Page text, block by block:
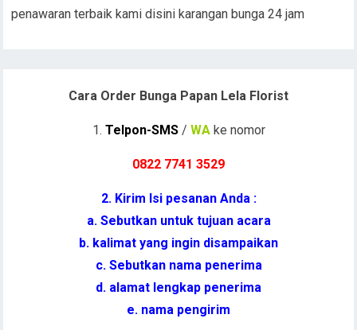
penawaran terbaik kami disini karangan bunga 24 jam
Cara Order Bunga Papan Lela Florist
1. Telpon-SMS/ WAke nomor
0822 7741 3529
2. Kirim Isi pesanan Anda :
a. Sebutkan untuk tujuan acara
b. kalimat yang ingin disampaikan
c. Sebutkan nama penerima
d. alamat lengkap penerima
e. nama pengirim